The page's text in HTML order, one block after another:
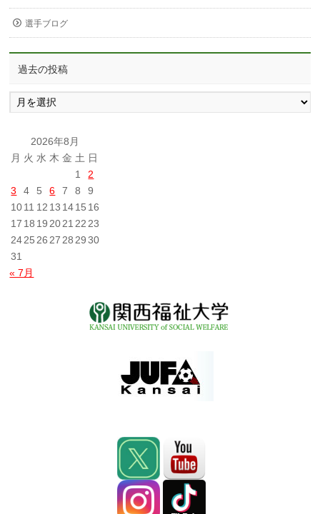
選手ブログ
過去の投稿
過
去
2026年8月
月 火 水 木 金 土 日
1
2
3
4 5 6 7 8
9
1011 12 13 1415 16
17 18 19 2021 22 23
2425 26 27 28 29 30
31
« 7月